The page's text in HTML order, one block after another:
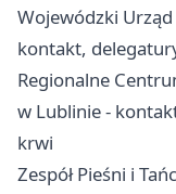
Wojewódzki
kontakt,
Regionalne
w Lublinie -
krwi
Zespół Pieśni i